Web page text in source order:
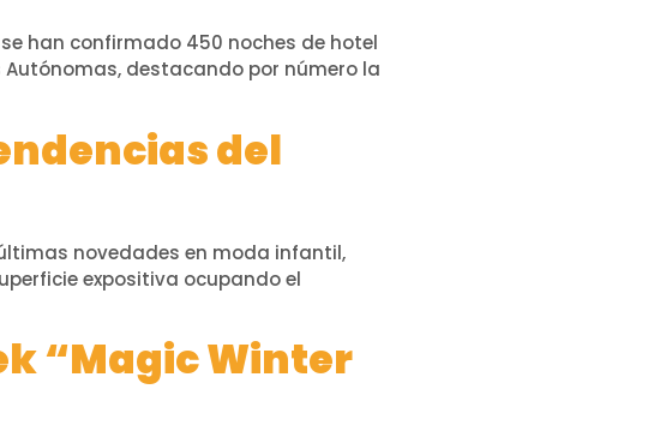
se han confirmado 450 noches de hotel
destacando por número la
del
novedades en moda infantil,
expositiva ocupando el
“Magic Winter